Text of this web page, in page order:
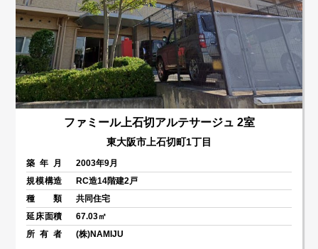
ファミール上石切アルテサージュ 2室
東大阪市上石切町1丁目
築年月
2003年9月
規模構造
RC造14階建2戸
種類
共同住宅
延床面積
67.03㎡
所有者
(株)NAMIJU